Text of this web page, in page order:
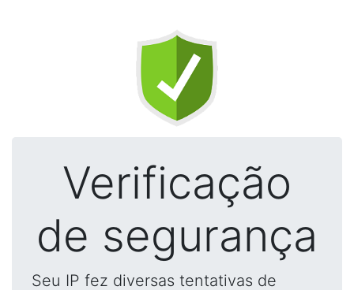
Verificação
de segurança
Seu IP fez diversas tentativas de